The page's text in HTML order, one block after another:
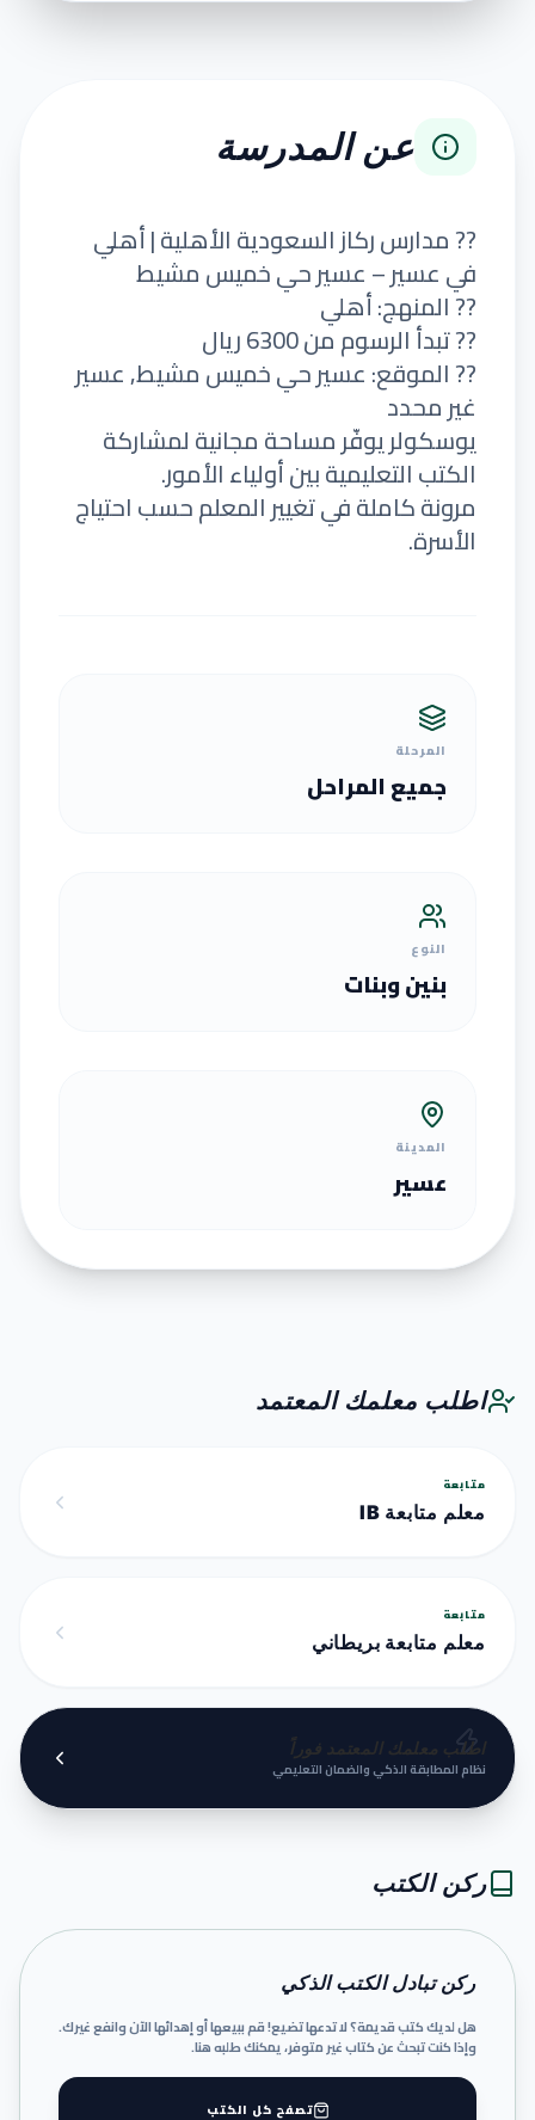
عن المدرسة
?? مدارس ركاز السعودية الأهلية | أهلي
في عسير – عسير حي خميس مشيط
?? المنهج: أهلي
?? تبدأ الرسوم من 6300 ريال
?? الموقع: عسير حي خميس مشيط, عسير
غير محدد
يوسكولر يوفّر مساحة مجانية لمشاركة
الكتب التعليمية بين أولياء الأمور.
مرونة كاملة في تغيير المعلم حسب احتياج
الأسرة.
المرحلة
جميع المراحل
النوع
بنين وبنات
المدينة
عسير
اطلب معلمك المعتمد
متابعة
معلم متابعة IB
متابعة
معلم متابعة بريطاني
اطلب معلمك المعتمد فوراً
نظام المطابقة الذكي والضمان التعليمي
ركن الكتب
ركن تبادل الكتب الذكي
هل لديك كتب قديمة؟ لا تدعها تضيع! قم ببيعها أو إهدائها الآن وانفع غيرك.
وإذا كنت تبحث عن كتاب غير متوفر، يمكنك طلبه هنا.
تصفح كل الكتب